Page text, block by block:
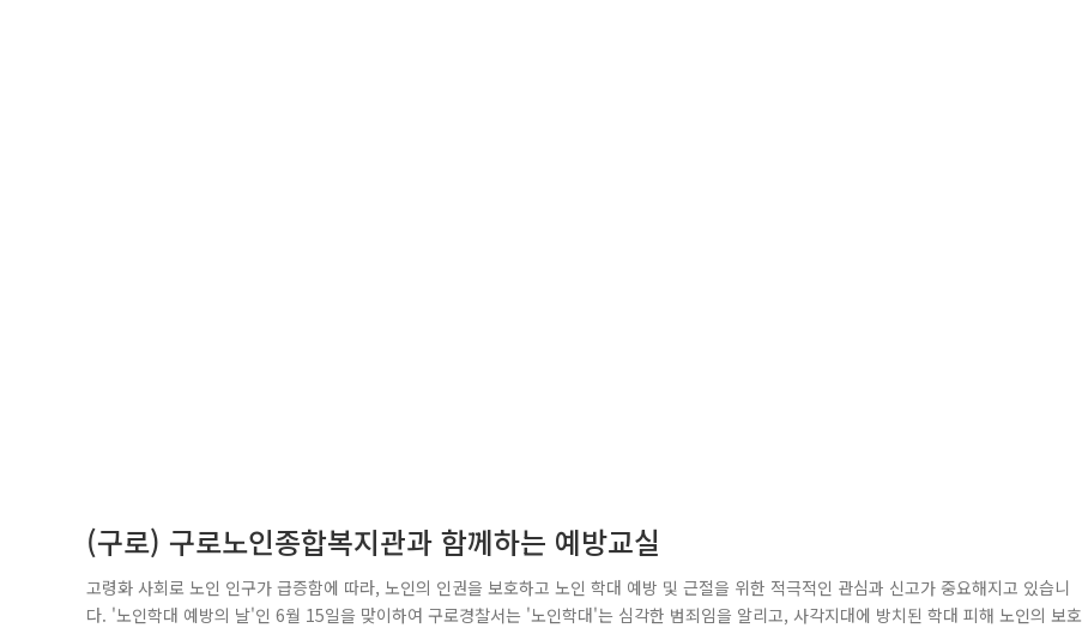
(구로) 구로노인종합복지관과 함께하는 예방교실
고령화 사회로 노인 인구가 급증함에 따라, 노인의 인권을 보호하고 노인 학대 예방 및 근절을 위한 적극적인 관심과 신고가 중요해지고 있습니
다. '노인학대 예방의 날'인 6월 15일을 맞이하여 구로경찰서는 '노인학대'는 심각한 범죄임을 알리고, 사각지대에 방치된 학대 피해 노인의 보호